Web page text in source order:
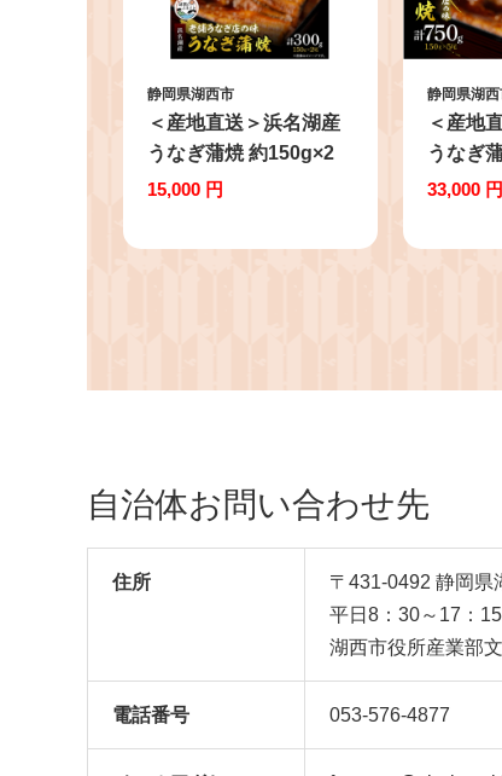
静岡県湖西市
＜産地直送＞浜名湖産
うなぎ蒲焼 約150g×2
尾[かわべのうなぎ][冷
フト プレゼント 冷蔵
15,000 円
静岡県湖
＜産地
うなぎ
尾[かわ
浜名湖
パック
ず おつ
ギフト
33,000 円
自治体お問い合わせ先
住所
〒431-0492 静岡県
平日8：30～17：15
湖西市役所産業部
電話番号 053-576-4877